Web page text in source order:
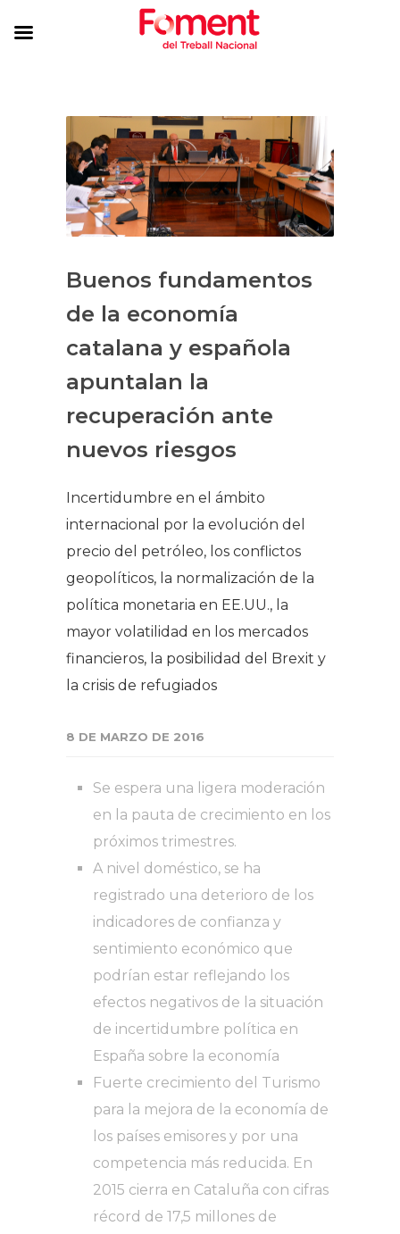
Buenos fundamentos
de la economía
catalana y española
apuntalan la
recuperación ante
nuevos riesgos
Incertidumbre en el ámbito
internacional por la evolución del
precio del petróleo, los conflictos
geopolíticos, la normalización de la
política monetaria en EE.UU., la
mayor volatilidad en los mercados
financieros, la posibilidad del Brexit y
la crisis de refugiados
8 DE MARZO DE 2016
Se espera una ligera moderación
en la pauta de crecimiento en los
próximos trimestres.
A nivel doméstico, se ha
registrado una deterioro de los
indicadores de confianza y
sentimiento económico que
podrían estar reflejando los
efectos negativos de la situación
de incertidumbre política en
España sobre la economía
Fuerte crecimiento del Turismo
para la mejora de la economía de
los países emisores y por una
competencia más reducida. En
2015 cierra en Cataluña con cifras
récord de 17,5 millones de